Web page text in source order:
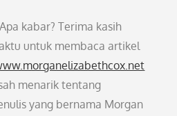
kabar? Terima kasih
untuk membaca artikel
menarik tentang
yang bernama Morgan